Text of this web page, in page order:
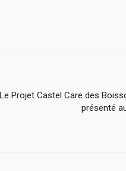
Le Projet Castel Care des
présenté